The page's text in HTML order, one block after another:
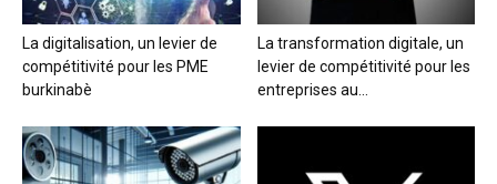
La digitalisation, un levier de
compétitivité pour les PME
burkinabè
La transformation digitale, un
levier de compétitivité pour les
entreprises au...